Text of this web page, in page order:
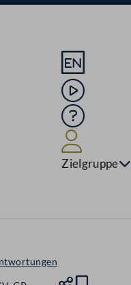
Sprache
Mediathek
Hilfe
Zielgruppe